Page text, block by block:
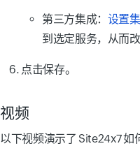
第三方集成： 设置
到选定服务，从而
点击保存。
视频
以下视频演示了 Site24x7 如